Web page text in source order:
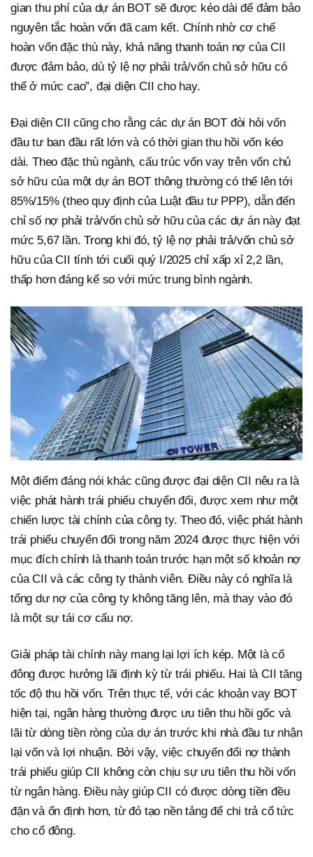
gian thu phí của dự án BOT sẽ được kéo dài để đảm bảo
nguyên tắc hoàn vốn đã cam kết. Chính nhờ cơ chế
hoàn vốn đặc thù này, khả năng thanh toán nợ của CII
được đảm bảo, dù tỷ lệ nợ phải trả/vốn chủ sở hữu có
thể ở mức cao”, đại diện CII cho hay.
Đại diện CII cũng cho rằng các dự án BOT đòi hỏi vốn
đầu tư ban đầu rất lớn và có thời gian thu hồi vốn kéo
dài. Theo đặc thù ngành, cấu trúc vốn vay trên vốn chủ
sở hữu của một dự án BOT thông thường có thể lên tới
85%/15% (theo quy định của Luật đầu tư PPP), dẫn đến
chỉ số nợ phải trả/vốn chủ sở hữu của các dự án này đạt
mức 5,67 lần. Trong khi đó, tỷ lệ nợ phải trả/vốn chủ sở
hữu của CII tính tới cuối quý I/2025 chỉ xấp xỉ 2,2 lần,
thấp hơn đáng kể so với mức trung bình ngành.
Một điểm đáng nói khác cũng được đại diện CII nêu ra là
việc phát hành trái phiếu chuyển đổi, được xem như một
chiến lược tài chính của công ty. Theo đó, việc phát hành
trái phiếu chuyển đổi trong năm 2024 được thực hiện với
mục đích chính là thanh toán trước hạn một số khoản nợ
của CII và các công ty thành viên. Điều này có nghĩa là
tổng dư nợ của công ty không tăng lên, mà thay vào đó
là một sự tái cơ cấu nợ.
Giải pháp tài chính này mang lại lợi ích kép. Một là cổ
đông được hưởng lãi định kỳ từ trái phiếu. Hai là CII tăng
tốc độ thu hồi vốn. Trên thực tế, với các khoản vay BOT
hiện tại, ngân hàng thường được ưu tiên thu hồi gốc và
lãi từ dòng tiền ròng của dự án trước khi nhà đầu tư nhận
lại vốn và lợi nhuận. Bởi vậy, việc chuyển đổi nợ thành
trái phiếu giúp CII không còn chịu sự ưu tiên thu hồi vốn
từ ngân hàng. Điều này giúp CII có được dòng tiền đều
đặn và ổn định hơn, từ đó tạo nền tảng để chi trả cổ tức
cho cổ đông.